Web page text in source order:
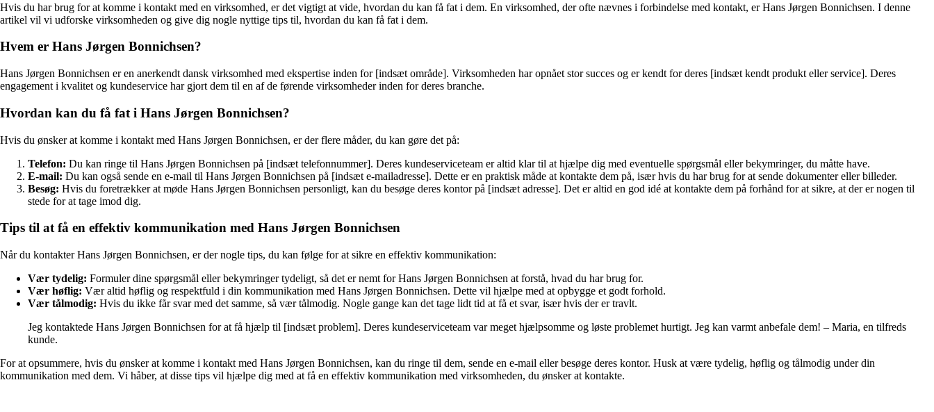
Hvis du har brug for at komme i kontakt med en virksomhed, er det vigtigt at vide, hvordan du kan få fat i dem. En virksomhed, der ofte nævnes i forbindelse med kontakt, er Hans Jørgen Bonnichsen. I denne
artikel vil vi udforske virksomheden og give dig nogle nyttige tips til, hvordan du kan få fat i dem.
Hvem er Hans Jørgen Bonnichsen?
Hans Jørgen Bonnichsen er en anerkendt dansk virksomhed med ekspertise inden for [indsæt område]. Virksomheden har opnået stor succes og er kendt for deres [indsæt kendt produkt eller service]. Deres
engagement i kvalitet og kundeservice har gjort dem til en af de førende virksomheder inden for deres branche.
Hvordan kan du få fat i Hans Jørgen Bonnichsen?
Hvis du ønsker at komme i kontakt med Hans Jørgen Bonnichsen, er der flere måder, du kan gøre det på:
Telefon: Du kan ringe til Hans Jørgen Bonnichsen på [indsæt telefonnummer]. Deres kundeserviceteam er altid klar til at hjælpe dig med eventuelle spørgsmål eller bekymringer, du måtte have.
E-mail: Du kan også sende en e-mail til Hans Jørgen Bonnichsen på [indsæt e-mailadresse]. Dette er en praktisk måde at kontakte dem på, især hvis du har brug for at sende dokumenter eller billeder.
Besøg: Hvis du foretrækker at møde Hans Jørgen Bonnichsen personligt, kan du besøge deres kontor på [indsæt adresse]. Det er altid en god idé at kontakte dem på forhånd for at sikre, at der er nogen til
stede for at tage imod dig.
Tips til at få en effektiv kommunikation med Hans Jørgen Bonnichsen
Når du kontakter Hans Jørgen Bonnichsen, er der nogle tips, du kan følge for at sikre en effektiv kommunikation:
Vær tydelig: Formuler dine spørgsmål eller bekymringer tydeligt, så det er nemt for Hans Jørgen Bonnichsen at forstå, hvad du har brug for.
Vær høflig: Vær altid høflig og respektfuld i din kommunikation med Hans Jørgen Bonnichsen. Dette vil hjælpe med at opbygge et godt forhold.
Vær tålmodig: Hvis du ikke får svar med det samme, så vær tålmodig. Nogle gange kan det tage lidt tid at få et svar, især hvis der er travlt.
Jeg kontaktede Hans Jørgen Bonnichsen for at få hjælp til [indsæt problem]. Deres kundeserviceteam var meget hjælpsomme og løste problemet hurtigt. Jeg kan varmt anbefale dem! – Maria, en tilfreds
kunde.
For at opsummere, hvis du ønsker at komme i kontakt med Hans Jørgen Bonnichsen, kan du ringe til dem, sende en e-mail eller besøge deres kontor. Husk at være tydelig, høflig og tålmodig under din
kommunikation med dem. Vi håber, at disse tips vil hjælpe dig med at få en effektiv kommunikation med virksomheden, du ønsker at kontakte.